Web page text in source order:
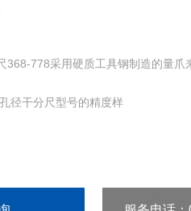
368-778采用硬质工具钢制造的量爪
径干分尺型号的精度样